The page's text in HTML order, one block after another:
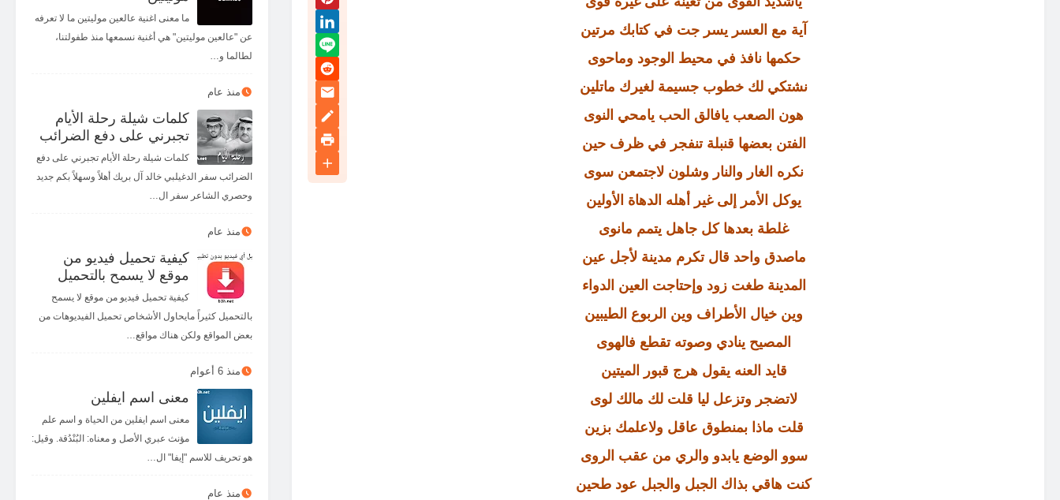
آية مع العسر يسر جت في كتابك مرتين
حكمها نافذ في محيط الوجود وماحوى
نشتكي لك خطوب جسيمة لغيرك ماتلين
هون الصعب يافالق الحب يامحي النوى
الفتن بعضها قنبلة تنفجر في ظرف حين
نكره الغار والنار وشلون لاجتمعن سوى
يوكل الأمر إلى غير أهله الدهاة الأولين
غلطة بعدها كل جاهل يتمم مانوى
ماصدق واحد قال تكرم مدينة لأجل عين
المدينة طغت زود وإحتاجت العين الدواء
وين خيال الأطراف وين الربوع الطيبين
المصيح ينادي وصوته تقطع فالهوى
قايد العنه يقول هرج قبور الميتين
لاتضجر وتزعل ليا قلت لك مالك لوى
قلت ماذا بمنطوق عاقل ولاعلمك بزين
سوو الوضع يابدو والري من عقب الروى
كنت هاقي بذاك الجبل والجبل عود طحين
ما معنى اغنية عالعين موليتين ما لا تعرفه
عن "عالعين موليتين" هي أغنية نسمعها منذ طفولتنا،
لطالما و…
منذ عام
كلمات شيلة رحلة الأيام
تجبرني على دفع الضرائب
كلمات شيلة رحلة الأيام تجبرني على دفع
الضرائب سفر الدغيلبي خالد آل بريك أهلاً وسهلاً بكم جديد
وحصري الشاعر سفر ال…
منذ عام
كيفية تحميل فيديو من
موقع لا يسمح بالتحميل
كيفية تحميل فيديو من موقع لا يسمح
بالتحميل كثيراً مايحاول الأشخاص تحميل الفيديوهات من
بعض المواقع ولكن هناك مواقع…
منذ 6 أعوام
معنى اسم ايفلين
معنى اسم ايفلين من الحياة و اسم علم
مؤنث عبري الأصل و معناه: البُنْدُقة. وقيل:
هو تحريف للاسم "إيفا" ال…
منذ عام